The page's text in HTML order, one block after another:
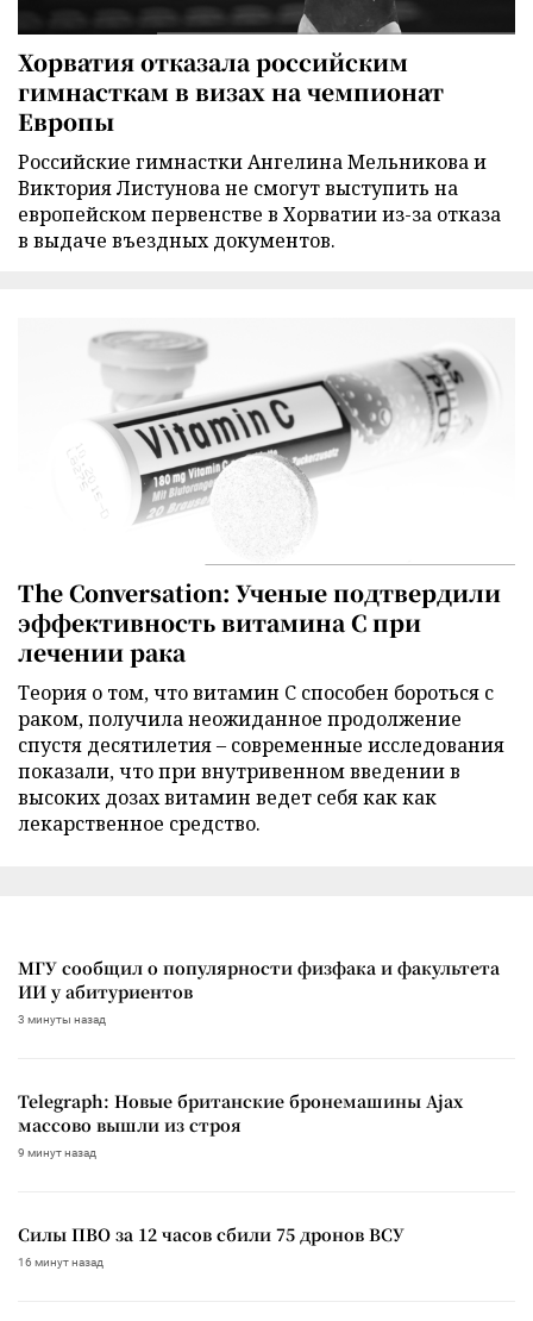
Хорватия отказала российским
гимнасткам в визах на чемпионат
Европы
Российские гимнастки Ангелина Мельникова и
Виктория Листунова не смогут выступить на
европейском первенстве в Хорватии из-за отказа
в выдаче въездных документов.
The Conversation: Ученые подтвердили
эффективность витамина C при
лечении рака
Теория о том, что витамин C способен бороться с
раком, получила неожиданное продолжение
спустя десятилетия – современные исследования
показали, что при внутривенном введении в
высоких дозах витамин ведет себя как как
лекарственное средство.
МГУ сообщил о популярности физфака и факультета
ИИ у абитуриентов
3 минуты назад
Telegraph: Новые британские бронемашины Ajax
массово вышли из строя
9 минут назад
Силы ПВО за 12 часов сбили 75 дронов ВСУ
16 минут назад